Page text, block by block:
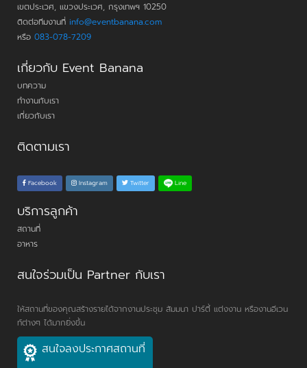
เขตประเวศ, แขวงประเวศ, กรุงเทพฯ 10250
ติดต่อทีมงานที่ info@eventbanana.com
หรือ 083-078-7209
เกี่ยวกับ Event Banana
บทความ
ทำงานกับเรา
เกี่ยวกับเรา
ติดตามเรา
Facebook Instagram Twitter Line
บริการลูกค้า
สถานที่
อาหาร
สนใจร่วมเป็น Partner กับเรา
ให้สถานที่ของคุณสร้างรายได้จากงานประชุม สัมมนา ปาร์ตี้ แต่งงาน หรืองานอีเวน
ท์ต่างๆ ได้มากยิ่งขึ้น
สนใจลงประกาศสถานที่